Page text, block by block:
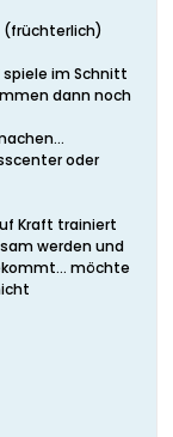
(früchterlich)
im Schnitt
dann noch
oder
Kraft trainiert
werden und
möchte